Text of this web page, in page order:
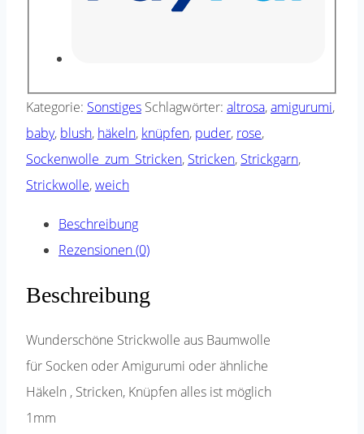
Kategorie: Sonstiges Schlagwörter: altrosa,amigurumi,
baby, blush, häkeln, knüpfen, puder, rose,
Sockenwolle_zum_Stricken, Stricken, Strickgarn,
Strickwolle,weich
Beschreibung
Rezensionen (0)
Beschreibung
Wunderschöne Strickwolle aus Baumwolle
für Socken oder Amigurumi oder ähnliche
Häkeln , Stricken, Knüpfen alles ist möglich
1mm